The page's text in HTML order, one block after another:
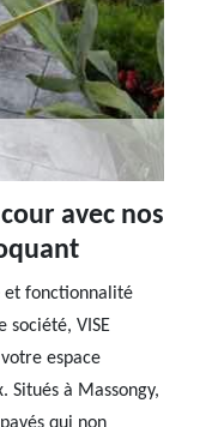
avec nos
et fonctionnalité
société, VISE
espace
à Massongy,